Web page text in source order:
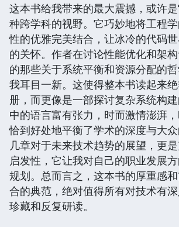
这本书给我带来的最大震撼，或许
种跨学科的视野。它巧妙地将工程
性的优雅完美结合，让冰冷的代码
的关怀。作者在讨论性能优化和架
的那些关于系统平衡和资源分配的
我耳目一新。这使得整本书读起来
册，而更像是一部探讨复杂系统构
中的语言富有张力，时而激情澎湃，
恰到好处地平衡了学术的深度与大
几章对于未来技术趋势的展望，更
启发性，它让我对自己的职业发展
规划。总而言之，这本书的厚重感
合的典范，绝对值得所有对技术有
珍藏和反复研读。